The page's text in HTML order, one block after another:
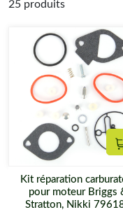
pièce qui convient à
remplacer. Passez
l’expédierons le plus tôt
25 produits
Kit réparation
pour moteur Briggs
Stratton, Nikki